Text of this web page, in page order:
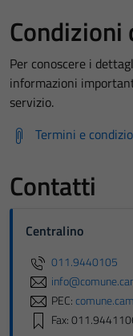
Per conoscere i
informazioni
servizio.
Termini e
Contatti
Centralino
011.9440105
PEC:
Fax: